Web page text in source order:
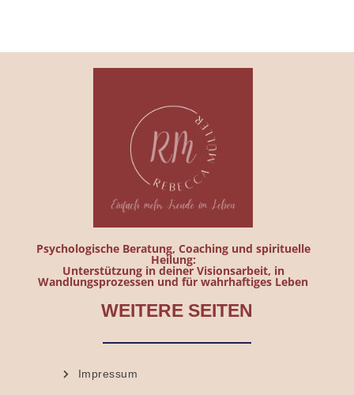
Psychologische Beratung, Coaching und spirituelle
Heilung:
Unterstützung in deiner Visionsarbeit, in
Wandlungsprozessen und für wahrhaftiges Leben
WEITERE SEITEN
Impressum